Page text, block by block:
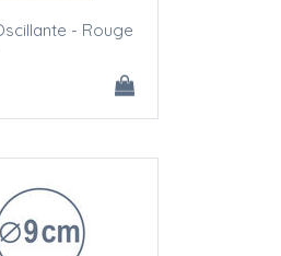
- Rouge